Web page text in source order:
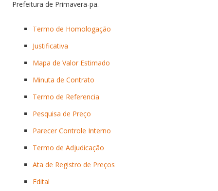
Prefeitura de Primavera-pa.
Termo de Homologação
Justificativa
Mapa de Valor Estimado
Minuta de Contrato
Termo de Referencia
Pesquisa de Preço
Parecer Controle Interno
Termo de Adjudicação
Ata de Registro de Preços
Edital